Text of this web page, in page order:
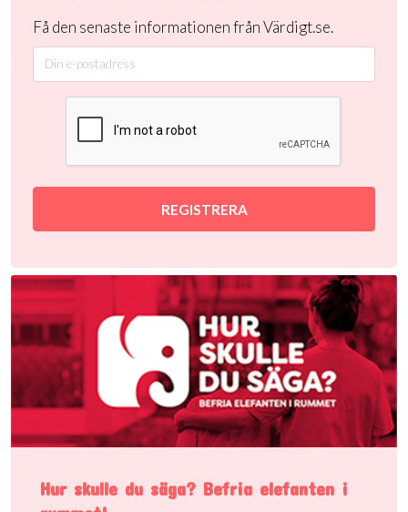
Få den senaste informationen från Värdigt.se.
REGISTRERA
Hur skulle du säga? Befria elefanten i